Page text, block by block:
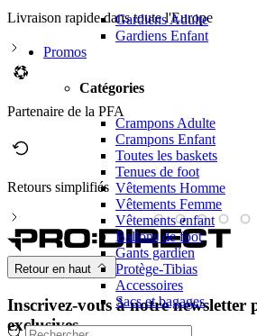
Gardiens Adulte
Gardiens Enfant
Promos
Catégories
Crampons Adulte
Crampons Enfant
Toutes les baskets
Tenues de foot
Vêtements Homme
Vêtements Femme
Vêtements enfant
Ballons de foot
Gants gardien
Protège-Tibias
Accessoires
Sacs et bagages
Livraison rapide dans toute l'Europe
Partenaire de la PFA
Retours simplifiés
Retour en haut
Inscrivez-vous à notre newsletter
exclusives